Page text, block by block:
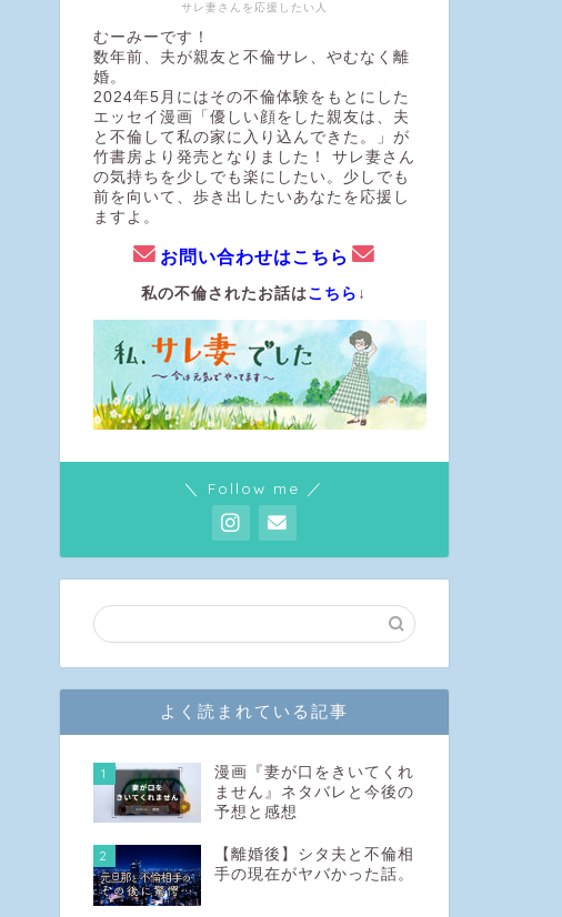
サレ妻さんを応援したい人
むーみーです！
数年前、夫が親友と不倫サレ、やむなく離
婚。
2024年5月にはその不倫体験をもとにした
エッセイ漫画「優しい顔をした親友は、夫
と不倫して私の家に入り込んできた。」が
竹書房より発売となりました！ サレ妻さん
の気持ちを少しでも楽にしたい。少しでも
前を向いて、歩き出したいあなたを応援し
ますよ。
お問い合わせはこちら
私の不倫されたお話はこちら ↓
＼ Follow me ／
よく読まれている記事
1
漫画『妻が口をきいてくれ
ません』ネタバレと今後の
予想と感想
2
【離婚後】シタ夫と不倫相
手の現在がヤバかった話。